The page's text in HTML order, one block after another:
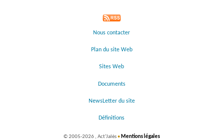
Nous contacter
Plan du site Web
Sites Web
Documents
NewsLetter du site
Définitions
©2005-2026 , Act’Jalès•Mentions légales